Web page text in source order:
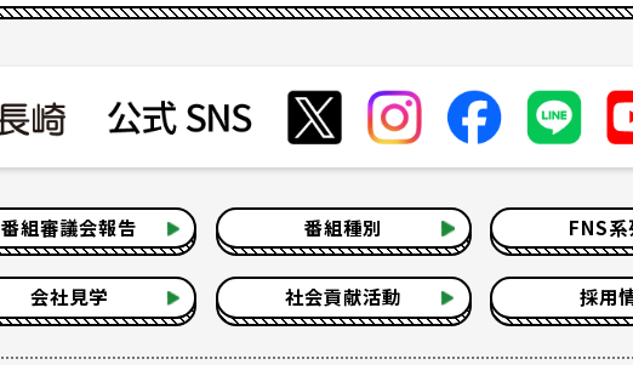
番組審議会報告 番組種別 FNS系
会社見学 社会貢献活動 採用